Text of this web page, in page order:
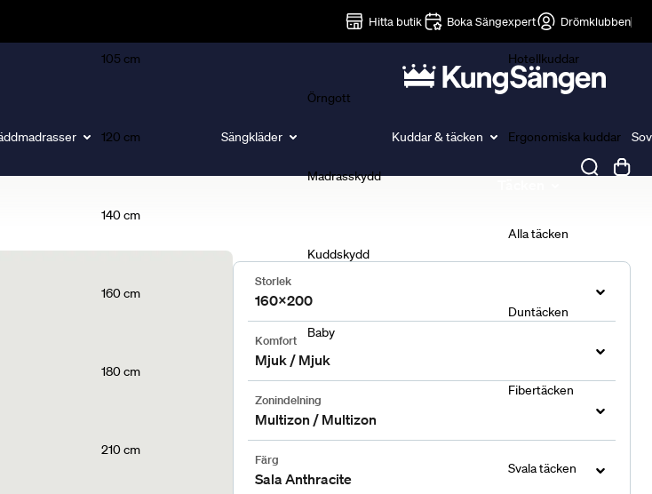
Hitta butik Boka Sängexpert Drömklubben
105 cm
120 cm
140 cm
160 cm
180 cm
210 cm
Sängkläder
Örngott
Madrasskydd
Kuddskydd
Baby
Kuddar & täcken
Hotellkuddar
Ergonomiska kuddar
Alla täcken
Duntäcken
Fibertäcken
Svala täcken
Storlek
160x200
Komfort
Mjuk / Mjuk
Zonindelning
Multizon / Multizon
Färg
Sala Anthracite